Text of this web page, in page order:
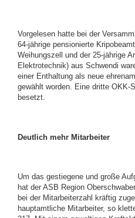
Vorgelesen hatte bei der
64-jährige pensionierte
Weihungszell und der 25-jährige
Elektrotechnik) aus Schwendi
einer Enthaltung als neue
gewählt worden. Eine dritte OKK-
besetzt.
Deutlich mehr Mitarbeiter
Um das gestiegene und große
hat der ASB Region
bei der Mitarbeiterzahl kräftig
hauptamtliche Mitarbeiter, so